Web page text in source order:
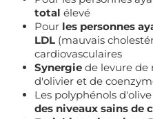
total élevé
Pour les personnes
LDL (mauvais
cardiovasculaires
Synergie de levure de
d'olivier et de
Les polyphénols
des niveaux sains de